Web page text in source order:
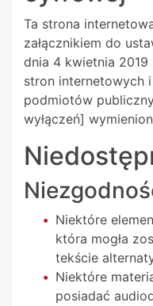
Ta strona
załącznikiem do
dnia 4 kwietnia
stron internetowych
podmiotów
wyłączeń]
Niektóre
która mogła
tekście
Niektóre
posiadać